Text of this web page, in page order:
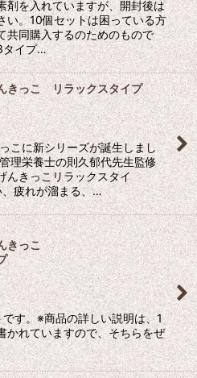
剤を入れていますが、開封後は
い。10個セットは困っている方
共同購入するのためのもので
タイプ…
きっこ リラックスタイプ
こに新シリーズが誕生しまし
理栄養士の則久郁代先生監修
んきっこリラックスタイ
疲れが溜まる、…
きっこ
す。※商品の詳しい説明は、1
かれていますので、そちらをぜ